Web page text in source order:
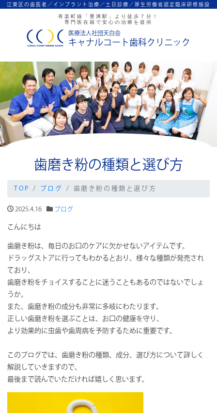
江東区の歯医者／インプラント治療／ 土日診療／厚生労働省認定臨床研修施設
有楽町線「豊洲駅」より徒歩７分！
専門医在籍で安心の治療を提供
医療法人社団天白会
キャナルコート歯科クリニック
歯磨き粉の種類と選び方
TOP ブログ 歯磨き粉の種類と選び方
2025.4.16 ブログ
こんにちは
歯磨き粉は、毎日のお口のケアに欠かせないアイテムです。
ドラッグストアに行ってもわかるとおり、様々な種類が発売され
ており、
歯磨き粉をチョイスすることに迷うこともあるのではないでしょ
うか。
また、歯磨き粉の成分も非常に多岐にわたります。
正しい歯磨き粉を選ぶことは、お口の健康を守り、
より効果的に虫歯や歯周病を予防するために重要です。
このブログでは、歯磨き粉の種類、成分、選び方について詳しく
解説していきますので、
最後まで読んでいただければ嬉しく思います。